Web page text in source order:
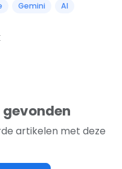
Gemini AI
artikelen met deze